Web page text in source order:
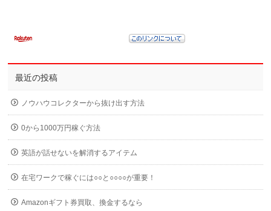
最近の投稿
ノウハウコレクターから抜け出す方法
0から1000万円稼ぐ方法
英語が話せないを解消するアイテム
在宅ワークで稼ぐには○○と○○○○が重要！
Amazonギフト券買取、換金するなら